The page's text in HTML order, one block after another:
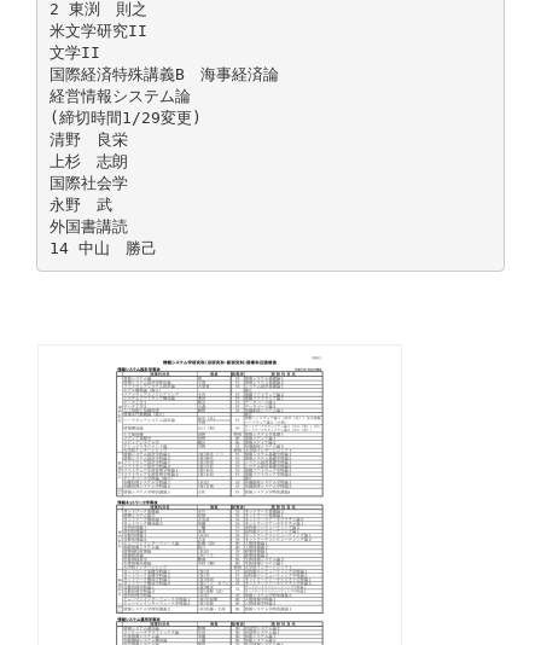
2 東渕 則之
米文学研究II
文学II
国際経済特殊講義B 海事経済論
経営情報システム論
(締切時間1/29変更)
清野 良栄
上杉 志朗
国際社会学
永野 武
外国書講読